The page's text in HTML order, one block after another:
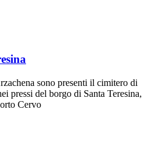
sono presenti il cimitero di
pressi del borgo di Santa Teresina,
Cervo